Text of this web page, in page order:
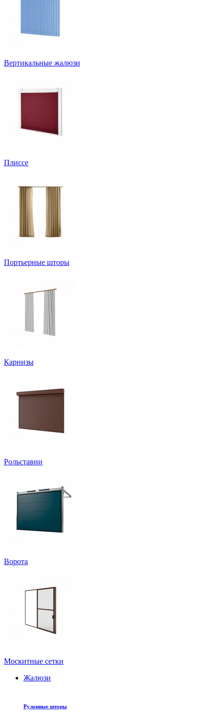
Вертикальные жалюзи
Плиссе
Портьерные шторы
Карнизы
Рольставни
Ворота
Москитные сетки
Жалюзи
Рулонные шторы